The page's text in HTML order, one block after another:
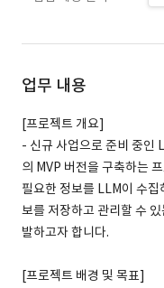
업무 내용
[프로젝트 개요]
- 신규 사업으로 준비 중인
의 MVP 버전을 구축하는
필요한 정보를 LLM이 수
보를 저장하고 관리할 수
발하고자 합니다.
[프로젝트 배경 및 목표]